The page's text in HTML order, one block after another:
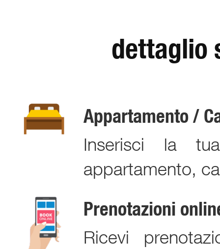
dettaglio
Appartamento /
Inserisci la
appartamento,
Prenotazioni
Ricevi